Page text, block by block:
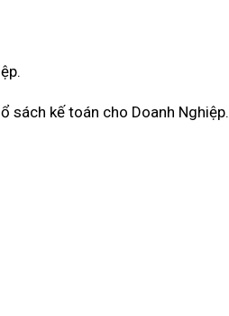
sách kế toán cho Doanh Nghiệp.